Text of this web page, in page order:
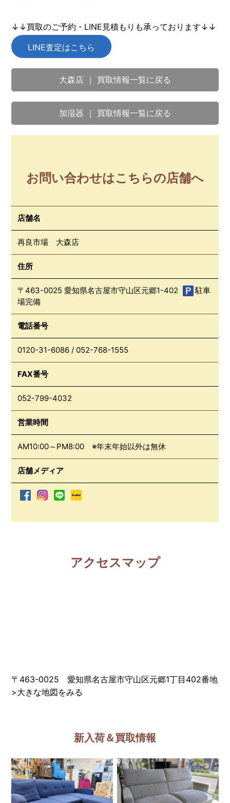
↓↓買取のご予約・LINE見積もりも承っております↓↓
LINE査定はこちら
大森店 ｜ 買取情報一覧に戻る
加湿器 ｜ 買取情報一覧に戻る
お問い合わせはこちらの店舗へ
店舗名
再良市場 大森店
住所
〒463-0025 愛知県名古屋市守山区元郷1-402
駐車
場完備
電話番号
0120-31-6086 / 052-768-1555
FAX番号
052-799-4032
営業時間
AM10:00～PM8:00 ※年末年始以外は無休
店舗メディア
アクセスマップ
〒463-0025 愛知県名古屋市守山区元郷1丁目402番地
>大きな地図をみる
新入荷＆買取情報